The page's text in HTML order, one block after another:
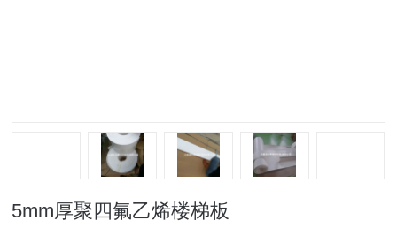
5mm厚聚四氟乙烯楼梯板